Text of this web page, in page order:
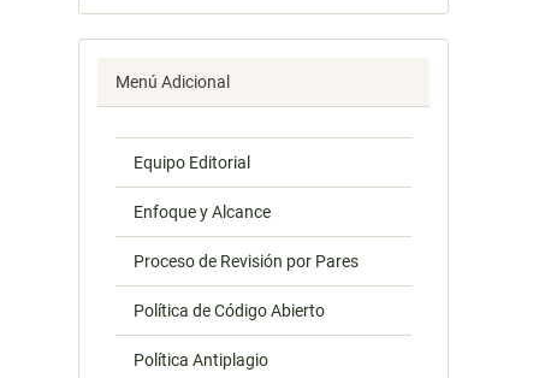
Menú Adicional
Equipo Editorial
Enfoque y Alcance
Proceso de Revisión por Pares
Política de Código Abierto
Política Antiplagio